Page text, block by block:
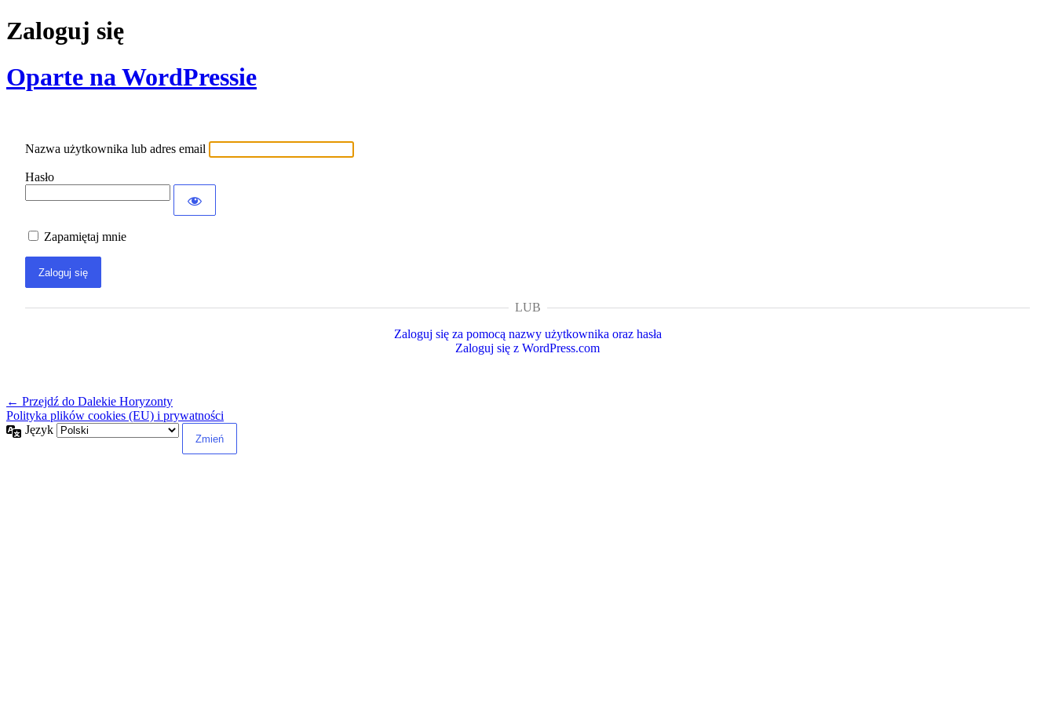
Zaloguj się
Oparte na WordPressie
Nazwa użytkownika lub adres email
Hasło
Zapamiętaj mnie
LUB
Zaloguj się za pomocą nazwy użytkownika oraz hasła
Zaloguj się z WordPress.com
← Przejdź do Dalekie Horyzonty
Polityka plików cookies (EU) i prywatności
Język